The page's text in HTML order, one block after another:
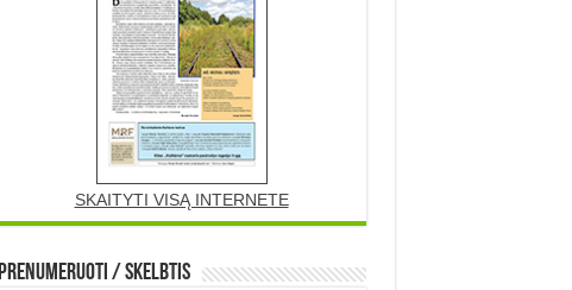
SKAITYTI VISĄ INTERNETE
Prenumeruoti / Skelbtis